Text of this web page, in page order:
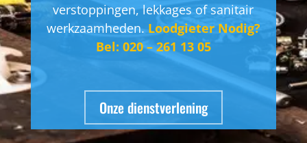
verstoppingen, lekkages of sanitair
werkzaamheden. Loodgieter Nodig?
Bel: 020 – 261 13 05
Onze dienstverlening